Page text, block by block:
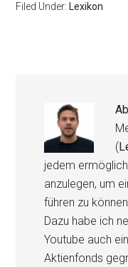
Filed Under: Lexikon
(
jedem
anzulegen, um
führen zu
Dazu habe ich
Youtube auch
Aktienfonds